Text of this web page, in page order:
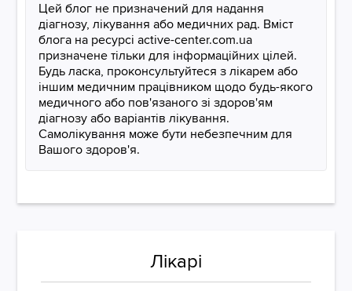
Цей блог не призначений для надання
діагнозу, лікування або медичних рад. Вміст
блога на ресурсі active-center.com.ua
призначене тільки для інформаційних цілей.
Будь ласка, проконсультуйтеся з лікарем або
іншим медичним працівником щодо будь-якого
медичного або пов'язаного зі здоров'ям
діагнозу або варіантів лікування.
Самолікування може бути небезпечним для
Вашого здоров'я.
Лікарі